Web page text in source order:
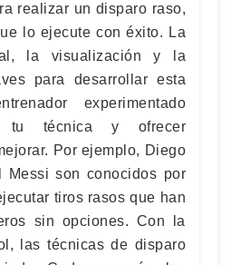
realizar un disparo raso,
lo ejecute con éxito. La
la visualización y la
para desarrollar esta
experimentado
tu técnica y ofrecer
Por ejemplo, Diego
Messi son conocidos por
tiros rasos que han
sin opciones. Con la
las técnicas de disparo